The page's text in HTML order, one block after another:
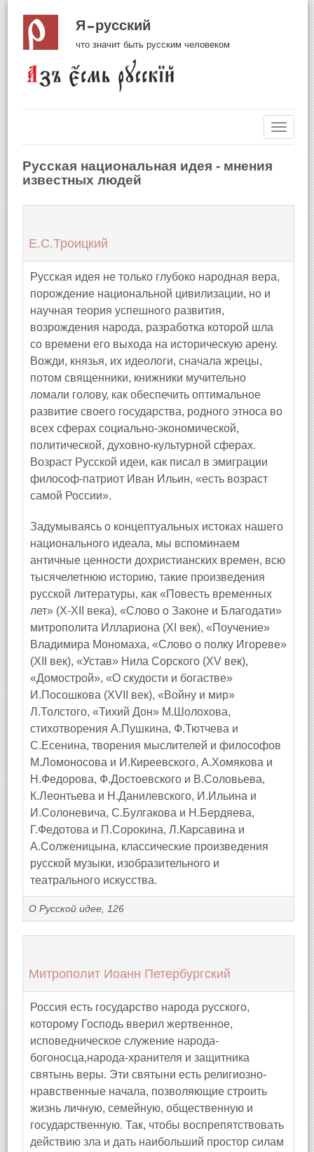
Я русский
что значит быть русским человеком
Русская национальная идея - мнения
известных людей
Е.С.Троицкий
Русская идея не только глубоко народная вера,
порождение национальной цивилизации, но и
научная теория успешного развития,
возрождения народа, разработка которой шла
со времени его выхода на историческую арену.
Вожди, князья, их идеологи, сначала жрецы,
потом священники, книжники мучительно
ломали голову, как обеспечить оптимальное
развитие своего государства, родного этноса во
всех сферах социально-экономической,
политической, духовно-культурной сферах.
Возраст Русской идеи, как писал в эмиграции
философ-патриот Иван Ильин, «есть возраст
самой России».
Задумываясь о концептуальных истоках нашего
национального идеала, мы вспоминаем
античные ценности дохристианских времен, всю
тысячелетнюю историю, такие произведения
русской литературы, как «Повесть временных
лет» (X-XII века), «Слово о Законе и Благодати»
митрополита Иллариона (XI век), «Поучение»
Владимира Мономаха, «Слово о полку Игореве»
(XII век), «Устав» Нила Сорского (XV век),
«Домострой», «О скудости и богастве»
И.Посошкова (XVII век), «Войну и мир»
Л.Толстого, «Тихий Дон» М.Шолохова,
стихотворения А.Пушкина, Ф.Тютчева и
С.Есенина, творения мыслителей и философов
М.Ломоносова и И.Киреевского, А.Хомякова и
Н.Федорова, Ф.Достоевского и В.Соловьева,
К.Леонтьева и Н.Данилевского, И.Ильина и
И.Солоневича, С.Булгакова и Н.Бердяева,
Г.Федотова и П.Сорокина, Л.Карсавина и
А.Солженицына, классические произведения
русской музыки, изобразительного и
театрального искусства.
О Русской идее, 126
Митрополит Иоанн Петербургский
Россия есть государство народа русского,
которому Господь вверил жертвенное,
исповедническое служение народа-
богоносца,народа-хранителя и защитника
святынь веры. Эти святыни есть религиозно-
нравственные начала, позволяющие строить
жизнь личную, семейную, общественную и
государственную. Так, чтобы воспрепятствовать
действию зла и дать наибольший простор силам